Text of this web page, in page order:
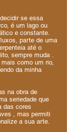
se essa
é um lago ou
e constante.
parte de uma
até o
sempre muda .
como um rio,
da minha
na obra de
seriedade que
das cores
, mas permiti
a sua arte.